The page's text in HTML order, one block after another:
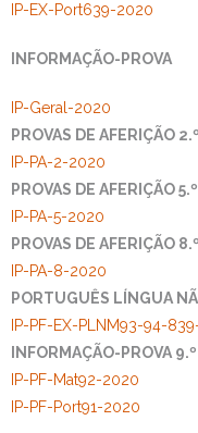
IP-EX-Port639-2020
INFORMAÇÃO-PROVA
IP-Geral-2020
PROVAS DE AFERIÇÃO
IP-PA-2-2020
PROVAS DE AFERIÇÃO
P-PA-5-2020
PROVAS DE AFERIÇÃO
IP-PA-8-2020
PORTUGUÊS LÍNGUA
IP-PF-EX-PLNM93-94-
INFORMAÇÃO-PROVA
IP-PF-Mat92-2020
IP-PF-Port91-2020